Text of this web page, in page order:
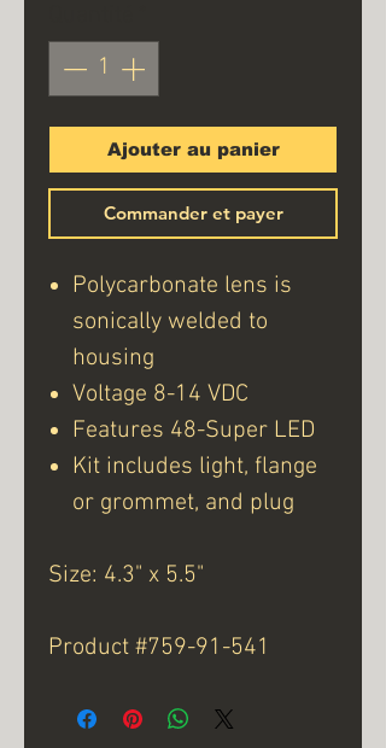
Ajouter au panier
Commander et payer
Polycarbonate lens is
sonically welded to
housing
Voltage 8-14 VDC
Features 48-Super LED
Kit includes light, flange
or grommet, and plug
Size: 4.3" x 5.5"
Product #759-91-541